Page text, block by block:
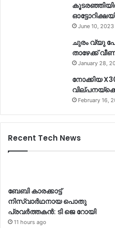
June 10, 2023
ചുരം വ്യു
താഴേക്ക്
January 28,
നോക്കിയ
February 16,
Recent Tech News
ബേബി കാരക്കാട്ട്
നിസ്വാർഥനായ പൊതു
പ്രവർത്തകൻ: ടി ജെ റോയി
11 hours ago